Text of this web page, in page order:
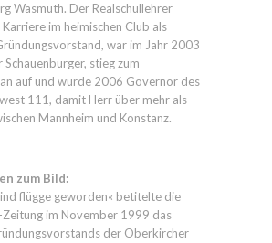
Wasmuth. Der Realschullehrer
Karriere im heimischen Club als
war im Jahr 2003
stieg zum
auf und wurde 2006 Governor des
111, damit Herr über mehr als
Mannheim und Konstanz.
zum Bild:
flügge geworden« betitelte die
Zeitung im November 1999 das
der Oberkircher